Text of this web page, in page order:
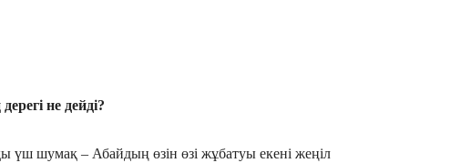
не дейді?
шумақ – Абайдың өзін өзі жұбатуы екені жеңіл